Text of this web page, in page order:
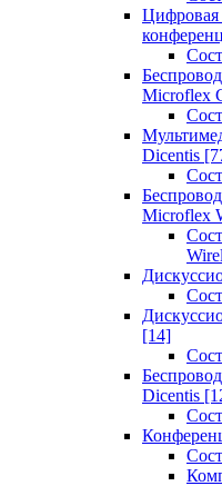
Цифровая
Microflex
Dicentis
Microflex
[14]
Dicentis